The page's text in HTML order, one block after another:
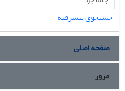
جستجوی پیشرفته
صفحه اصلی
مرور